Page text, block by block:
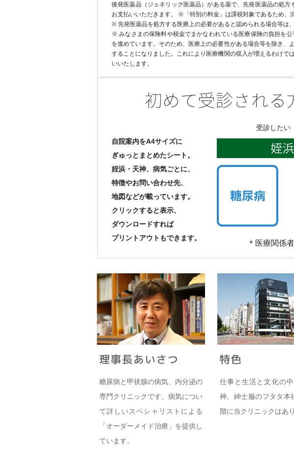
後発医薬品（ジェネリック医薬品）がある薬で、先発医薬品の処
お支払いいただきます。 ※「特別の料金」は課税対象であるため、
※ 先発医薬品を処方する医療上の必要があると認められる場合等は
※ みなさまの保険料や税金でまかなわれている医療保険の負担を
を進めています。そのため、医療上の必要性がある場合等を除き
することになりました。これにより医療機関の収入が増えるわけ
いいたします。
自院案内をA4サイズに
ぎゅっとまとめたシート。
姪浜・天神、病気ごとに、
特徴やお問い合わせ先、
地図などが載っています。
クリックすると表示、
ダウンロードすれば
プリントアウトもできます。
受診したい
＊医療関係
糖尿病と甲状腺の病気、内分泌の
専門クリニックです。病気につい
て詳しいスペシャリストによる
「オーダーメイド治療」を提供し
ています。
仕事と生活と文化の
神。紳士服のフタタ本
階に当クリニックはあ